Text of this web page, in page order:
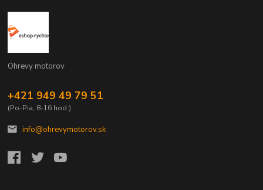
Ohrevy motorov
+421 949 49 79 51
(Po-Pia, 8-16 hod.)
info@ohrevymotorov.sk